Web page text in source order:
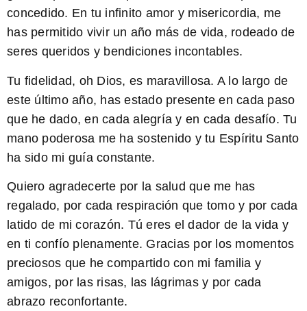
concedido. En tu infinito amor y misericordia, me
has permitido vivir un año más de vida, rodeado de
seres queridos y bendiciones incontables.
Tu fidelidad, oh Dios, es maravillosa. A lo largo de
este último año, has estado presente en cada paso
que he dado, en cada alegría y en cada desafío. Tu
mano poderosa me ha sostenido y tu Espíritu Santo
ha sido mi guía constante.
Quiero agradecerte por la salud que me has
regalado, por cada respiración que tomo y por cada
latido de mi corazón. Tú eres el dador de la vida y
en ti confío plenamente. Gracias por los momentos
preciosos que he compartido con mi familia y
amigos, por las risas, las lágrimas y por cada
abrazo reconfortante.